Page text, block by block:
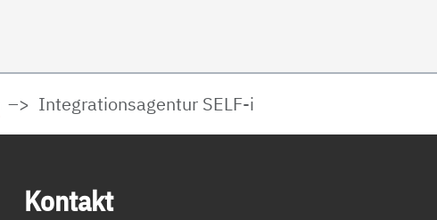
Integrationsagentur SELF-i
Kon­takt